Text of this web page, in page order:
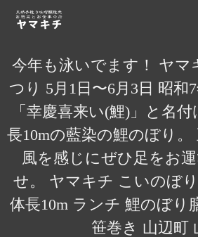
今年も泳いでます！ ヤマ
つり 5月1日〜6月3日 昭和
「幸慶喜来い(鯉)」と名
長10mの藍染の鯉のぼり
風を感じにぜひ足をお
せ。 ヤマキチ こいのぼ
体長10m ランチ 鯉のぼり
笹巻き 山辺町